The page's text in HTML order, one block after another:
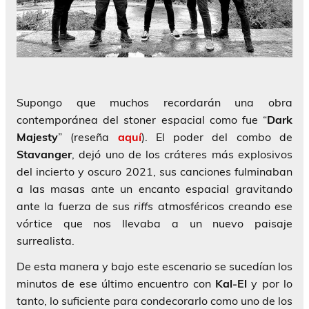
Supongo que muchos recordarán una obra
contemporánea del stoner espacial como fue “Dark
Majesty” (reseña aquí). El poder del combo de
Stavanger, dejó uno de los cráteres más explosivos
del incierto y oscuro 2021, sus canciones fulminaban
a las masas ante un encanto espacial gravitando
ante la fuerza de sus riffs atmosféricos creando ese
vórtice que nos llevaba a un nuevo paisaje
surrealista.
De esta manera y bajo este escenario se sucedían los
minutos de ese último encuentro con Kal-El y por lo
tanto, lo suficiente para condecorarlo como uno de los